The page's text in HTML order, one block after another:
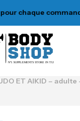
chaque commande
N°1 SUPPLEMENTS STORE IN TUNISIA
ET AIKID –